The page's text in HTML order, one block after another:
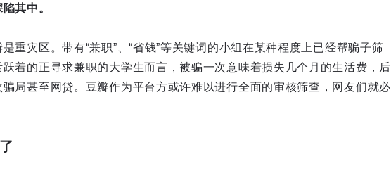
其中。
重灾区。带有“兼职”、“省钱”等关键词的小组在某种程度上已经帮骗子筛
着的正寻求兼职的大学生而言，被骗一次意味着损失几个月的生活费，后
局甚至网贷。豆瓣作为平台方或许难以进行全面的审核筛查，网友们就必